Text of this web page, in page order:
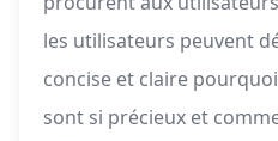
les utilisateurs peuvent
concise et claire
sont si précieux et